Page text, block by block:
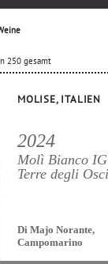
250 gesamt
MOLISE, ITALIEN
2024
Molì Bianco
Terre degli Osci
Di Majo Norante,
Campomarino